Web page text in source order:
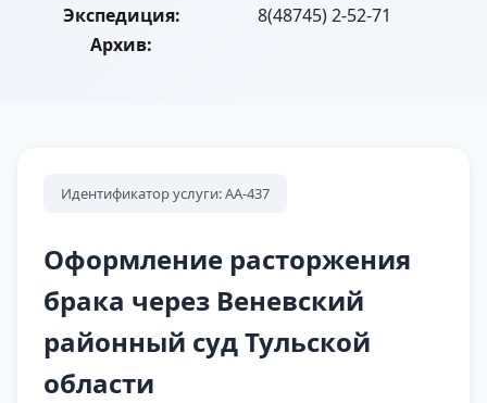
Экспедиция:
8(48745) 2-52-71
Архив:
Идентификатор услуги: АА-437
Оформление расторжения
брака через Веневский
районный суд Тульской
области